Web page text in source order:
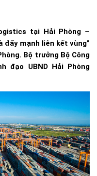
tại Hải Phòng –
đẩy mạnh liên kết vùng”
Bộ trưởng Bộ Công
đạo UBND Hải Phòng